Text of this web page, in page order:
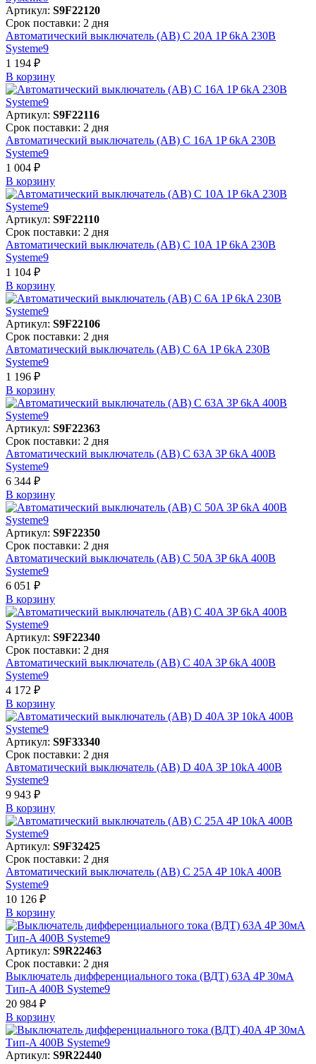
Артикул: S9F22120
Срок поставки: 2 дня
Автоматический выключатель (АВ) C 20A 1P 6kA 230В
Systeme9
1 194 ₽
В корзинy
Артикул: S9F22116
Срок поставки: 2 дня
Автоматический выключатель (АВ) C 16A 1P 6kA 230В
Systeme9
1 004 ₽
В корзинy
Артикул: S9F22110
Срок поставки: 2 дня
Автоматический выключатель (АВ) C 10A 1P 6kA 230В
Systeme9
1 104 ₽
В корзинy
Артикул: S9F22106
Срок поставки: 2 дня
Автоматический выключатель (АВ) C 6A 1P 6kA 230В
Systeme9
1 196 ₽
В корзинy
Артикул: S9F22363
Срок поставки: 2 дня
Автоматический выключатель (АВ) C 63A 3P 6kA 400В
Systeme9
6 344 ₽
В корзинy
Артикул: S9F22350
Срок поставки: 2 дня
Автоматический выключатель (АВ) C 50A 3P 6kA 400В
Systeme9
6 051 ₽
В корзинy
Артикул: S9F22340
Срок поставки: 2 дня
Автоматический выключатель (АВ) C 40A 3P 6kA 400В
Systeme9
4 172 ₽
В корзинy
Артикул: S9F33340
Срок поставки: 2 дня
Автоматический выключатель (АВ) D 40A 3P 10kA 400В
Systeme9
9 943 ₽
В корзинy
Артикул: S9F32425
Срок поставки: 2 дня
Автоматический выключатель (АВ) C 25A 4P 10kA 400В
Systeme9
10 126 ₽
В корзинy
Артикул: S9R22463
Срок поставки: 2 дня
Выключатель дифференциального тока (ВДТ) 63A 4P 30мА
Тип-A 400В Systeme9
20 984 ₽
В корзинy
Артикул: S9R22440